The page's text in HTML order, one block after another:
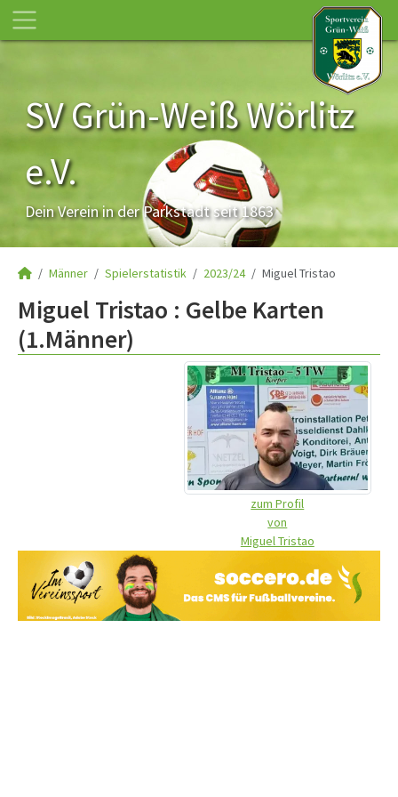
SV Grün-Weiß Wörlitz
e.V.
Dein Verein in der Parkstadt seit 1863
Männer Spielerstatistik 2023/24 Miguel Tristao
Miguel Tristao : Gelbe Karten
(1.Männer)
zum Profil
von
Miguel Tristao